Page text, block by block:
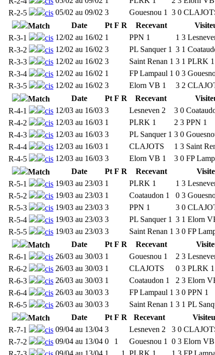
R-2-5
cis 05/02 au 09/02 3 Gouesnou 1 3 0
Match
Date Pt F R Recevant
R-3-1
cis 12/02 au 16/02 1 PPN 1 1 3
R-3-2
cis 12/02 au 16/02 3 PL Sanquer 1 3 1
R-3-3
cis 12/02 au 16/02 3 Saint Renan 1 3 1 PLRK 1
R-3-4
cis 12/02 au 16/02 1 FP Lampaul 1 0 3
R-3-5
cis 12/02 au 16/02 3 Elorn VB 1 3 2
Match
Date Pt F R Recevant
R-4-1
cis 12/03 au 16/03 3 Lesneven 2 3 0
R-4-2
cis 12/03 au 16/03 1 PLRK 1 2 3 PPN 1
R-4-3
cis 12/03 au 16/03 3 PL Sanquer 1 3 0
R-4-4
cis 12/03 au 16/03 1 CLAJOTS 1 3 Saint
R-4-5
cis 12/03 au 16/03 3 Elorn VB 1 3 0 FP
Match
Date Pt F R Recevant
R-5-1
cis 19/03 au 23/03 1 PLRK 1 1 3
R-5-2
cis 19/03 au 23/03 1 Coataudon 1 0 3
R-5-3
cis 19/03 au 23/03 3 PPN 1 3 0
R-5-4
cis 19/03 au 23/03 3 PL Sanquer 1 3 1 Elorn
R-5-5
cis 19/03 au 23/03 3 Saint Renan 1 3 0 FP
Match
Date Pt F R Recevant
R-6-1
cis 26/03 au 30/03 1 Gouesnou 1 2 3
R-6-2
cis 26/03 au 30/03 1 CLAJOTS 0 3 PLRK 1
R-6-3
cis 26/03 au 30/03 1 Coataudon 1 2 3 Elorn
R-6-4
cis 26/03 au 30/03 3 FP Lampaul 1 3 0 PPN 1
R-6-5
cis 26/03 au 30/03 3 Saint Renan 1 3 1 PL
Match
Date Pt F R Recevant
R-7-1
cis 09/04 au 13/04 3 Lesneven 2 3 0
R-7-2
cis 09/04 au 13/04 0 1 Gouesnou 1 0 3 Elorn VB